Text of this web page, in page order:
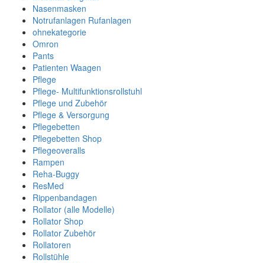
Nasenmasken
Notrufanlagen Rufanlagen
ohnekategorie
Omron
Pants
Patienten Waagen
Pflege
Pflege- Multifunktionsrollstuhl
Pflege und Zubehör
Pflege & Versorgung
Pflegebetten
Pflegebetten Shop
Pflegeoveralls
Rampen
Reha-Buggy
ResMed
Rippenbandagen
Rollator (alle Modelle)
Rollator Shop
Rollator Zubehör
Rollatoren
Rollstühle